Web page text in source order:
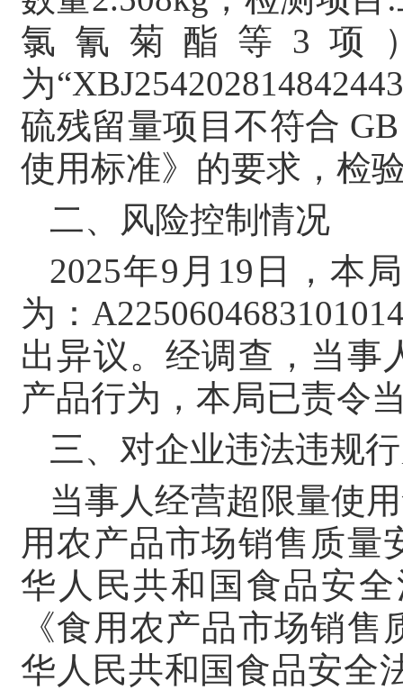
氯氰菊酯等3项
为
硫残留量项目不符合
使用标准》的要求，检
二、风险控制情况
2025年9月19日，本
为：
出异议。经调查，当事
产品行为，本局已责令
三、对企业违法违规
当事人经营超限量使
用农产品市场销售质量
华人民共和国食品安
《食用农产品市场销
华人民共和国食品安全